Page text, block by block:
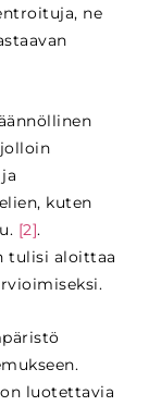
ne
kuten
[2].
tulisi aloittaa
luotettavia